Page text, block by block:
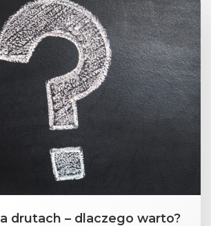
drutach – dlaczego warto?